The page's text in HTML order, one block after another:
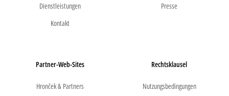
Dienstleistungen
Kontakt
Presse
Partner-Web-Sites
Hronček & Partners
Rechtsklausel
Nutzungsbedingungen